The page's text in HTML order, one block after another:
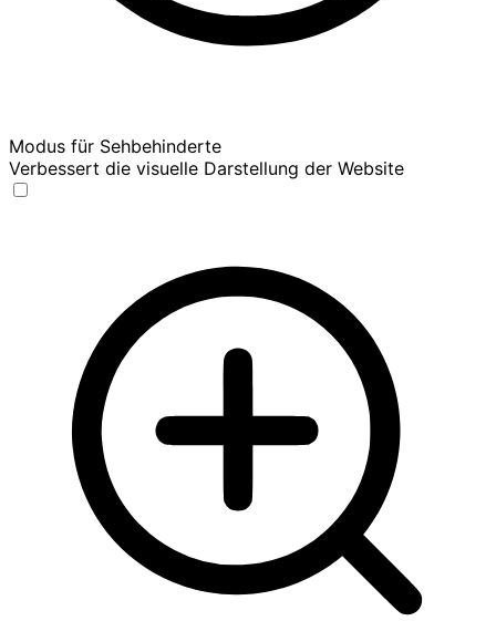
Modus für Sehbehinderte
Verbessert die visuelle Darstellung der Website